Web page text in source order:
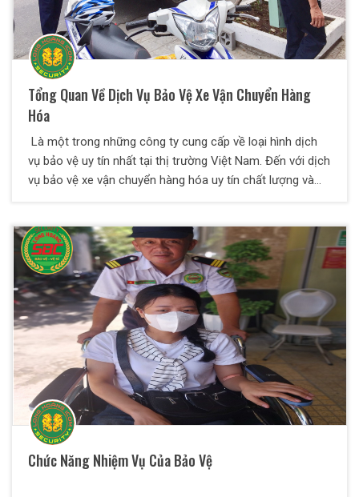
Tổng Quan Về Dịch Vụ Bảo Vệ Xe Vận Chuyển Hàng
Hóa
Là một trong những công ty cung cấp về loại hình dịch
vụ bảo vệ uy tín nhất tại thị trường Việt Nam. Đến với dịch
vụ bảo vệ xe vận chuyển hàng hóa uy tín chất lượng và
giúp phòng tránh mọi rủi ro xảy ra trong quá trình vận
chuyển hàng hóa và đảm bảo được độ an toàn cho hàng
hóa có giá trị cao cho khách hàng.
Chức Năng Nhiệm Vụ Của Bảo Vệ